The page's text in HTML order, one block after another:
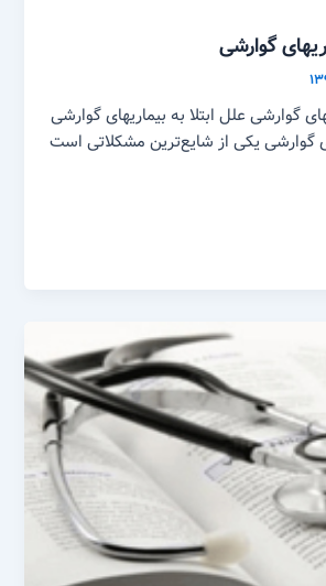
گوارشی
گوارشی علل ابتلا به بیماریهای گوارشی
گوارشی یکی از شایع‌ترین مشکلاتی است